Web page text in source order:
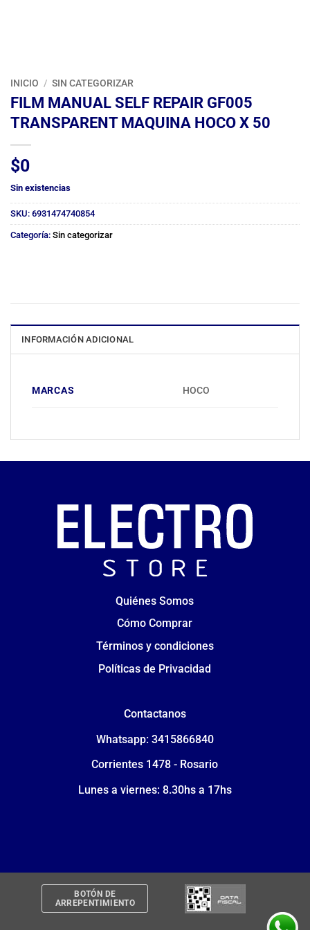
INICIO / SIN CATEGORIZAR
FILM MANUAL SELF REPAIR GF005
TRANSPARENT MAQUINA HOCO X 50
$0
Sin existencias
SKU: 6931474740854
Categoría: Sin categorizar
INFORMACIÓN ADICIONAL
MARCAS HOCO
Quiénes Somos
Cómo Comprar
Términos y condiciones
Políticas de Privacidad
Contactanos
Whatsapp: 3415866840
Corrientes 1478 - Rosario
Lunes a viernes: 8.30hs a 17hs
BOTÓN DE
ARREPENTIMIENTO